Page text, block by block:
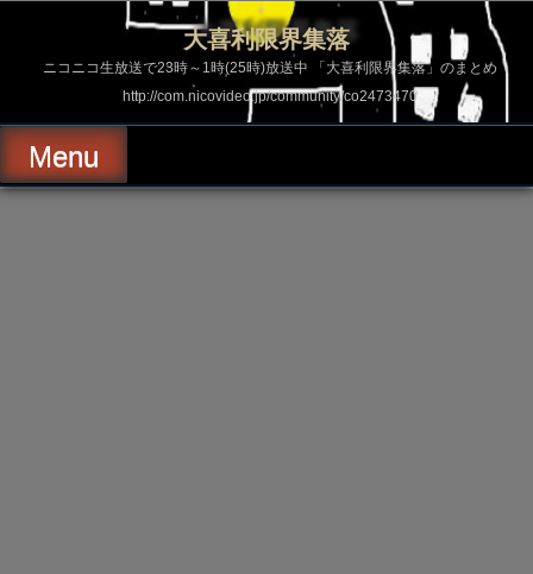
ス
ッ
プ
大喜利限界集落
ニコニコ生放送で23時～1時(25時)放送中 「大喜利限界集落」のまとめ
http://com.nicovideo.jp/community/co2473470
Menu